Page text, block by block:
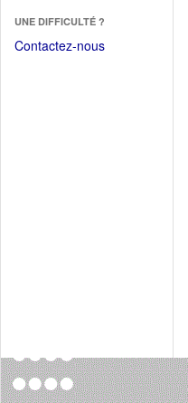
fenêtre)
une
nouvelle
UNE DIFFICULTÉ ?
Contactez-nous